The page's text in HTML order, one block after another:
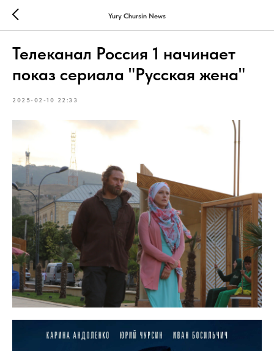
Yury Chursin News
Телеканал Россия 1 начинает
показ сериала "Русская жена"
2025-02-10 22:33